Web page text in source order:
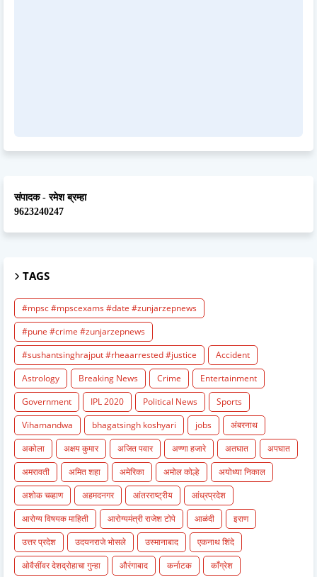
संपादक - रमेश ब्रम्हा
9623240247
TAGS
#mpsc #mpscexams #date #zunjarzepnews
#pune #crime #zunjarzepnews
#sushantsinghrajput #rheaarrested #justice
Accident
Astrology
Breaking News Crime
Entertainment
Government
IPL 2020 Political News
Sports
Vihamandwa
bhagatsingh koshyari jobs
अंबरनाथ
अकोला
अक्षय कुमार अजित पवार अण्णा हजारे अतघात
अपघात
अमरावती
अमित शहा अमेरिका अमोल कोल्हे
अयोध्या निकाल
अशोक चव्हाण
अहमदनगर आंतरराष्ट्रीय
आंध्रप्रदेश
आरोग्य विषयक माहिती
आरोग्यमंत्री राजेश टोपे आळंदी
इराण
उत्तर प्रदेश
उदयनराजे भोसले उस्मानाबाद
एकनाथ शिंदे
ओवैसींवर देशद्रोहाचा गुन्हा
औरंगाबाद कर्नाटक काँग्रेश